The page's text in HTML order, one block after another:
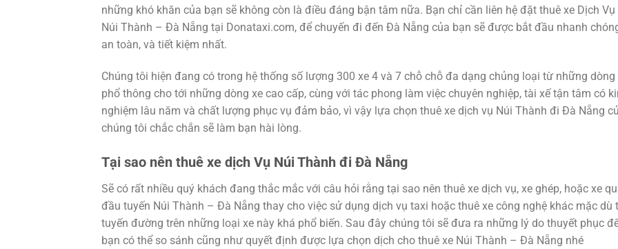
những khó khăn của bạn sẽ không còn là điều đáng bận tâm nữa. Bạn chỉ cần liên hệ đặt thuê xe Dịch Vụ
Núi Thành – Đà Nẵng tại Donataxi.com, để chuyến đi đến Đà Nẵng của bạn sẽ được bắt đầu nhanh
an toàn, và tiết kiệm nhất.
Chúng tôi hiện đang có trong hệ thống số lượng 300 xe 4 và 7 chỗ chỗ đa dạng chủng loại từ những dòng
phổ thông cho tới những dòng xe cao cấp, cùng với tác phong làm việc chuyên nghiệp, tài xế tận tâm có
nghiệm lâu năm và chất lượng phục vụ đảm bảo, vì vậy lựa chọn thuê xe dịch vụ Núi Thành đi Đà Nẵng
chúng tôi chắc chắn sẽ làm bạn hài lòng.
Tại sao nên thuê xe dịch Vụ Núi Thành đi Đà Nẵng
Sẽ có rất nhiều quý khách đang thắc mắc với câu hỏi rằng tại sao nên thuê xe dịch vụ, xe ghép, hoặc xe
đầu tuyến Núi Thành – Đà Nẵng thay cho việc sử dụng dịch vụ taxi hoặc thuê xe công nghệ khác mặc dù
tuyến đường trên những loại xe này khá phổ biến. Sau đây chúng tôi sẽ đưa ra những lý do thuyết phục
bạn có thể so sánh cũng như quyết định được lựa chọn dịch cho thuê xe Núi Thành – Đà Nẵng nhé